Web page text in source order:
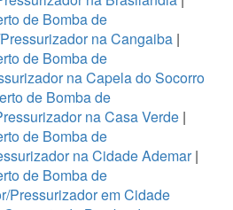
de Bomba de
na Cangaiba|
de Bomba de
na Capela do Socorro
de Bomba de
na Casa Verde|
de Bomba de
na Cidade Ademar|
de Bomba de
Pressurizador em Cidade